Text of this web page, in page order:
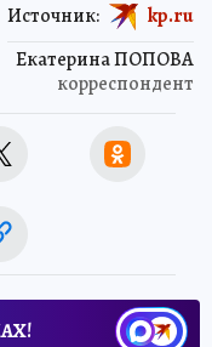
Екатерина ПОПОВА
корреспондент
Источник: kp.ru